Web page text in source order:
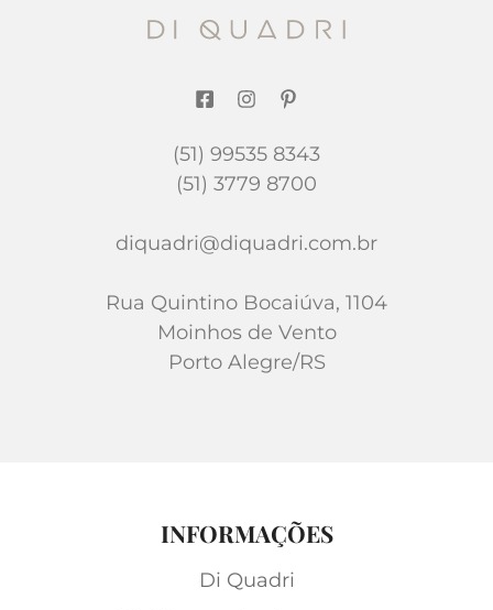
(51) 99535 8343
(51) 3779 8700
diquadri@diquadri.com.br
Rua Quintino Bocaiúva, 1104
Moinhos de Vento
Porto Alegre/RS
INFORMAÇÕES
Di Quadri